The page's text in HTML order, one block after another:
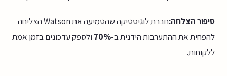
סיפור הצלחה:
חברת לוגיסטיקה שהטמיעה את Watson הצליחה
להפחית את ההתערבות הידנית ב-70% ולספק עדכונים בזמן אמת
ללקוחות.